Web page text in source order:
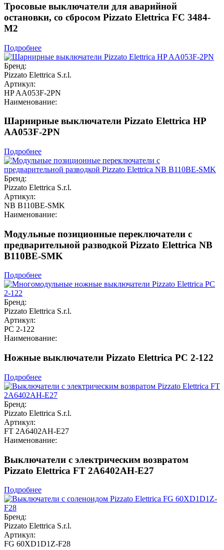
Тросовые выключатели для аварийной
остановки, со сбросом Pizzato Elettrica FC 3484-
M2
Подробнее
Бренд:
Pizzato Elettrica S.r.l.
Артикул:
HP AA053F-2PN
Наименование:
Шарнирные выключатели Pizzato Elettrica HP
AA053F-2PN
Подробнее
Бренд:
Pizzato Elettrica S.r.l.
Артикул:
NB B110BE-SMK
Наименование:
Модульные позиционные переключатели с
предварительной разводкой Pizzato Elettrica NB
B110BE-SMK
Подробнее
Бренд:
Pizzato Elettrica S.r.l.
Артикул:
PC 2-122
Наименование:
Ножные выключатели Pizzato Elettrica PC 2-122
Подробнее
Бренд:
Pizzato Elettrica S.r.l.
Артикул:
FT 2A6402AH-E27
Наименование:
Выключатели с электрическим возвратом
Pizzato Elettrica FT 2A6402AH-E27
Подробнее
Бренд:
Pizzato Elettrica S.r.l.
Артикул:
FG 60XD1D1Z-F28